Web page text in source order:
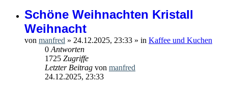
Schöne Weihnachten Kristall
Weihnacht
von manfred » 24.12.2025, 23:33 » in Kaffee und Kuchen
0 Antworten
1725 Zugriffe
Letzter Beitrag von manfred
24.12.2025, 23:33